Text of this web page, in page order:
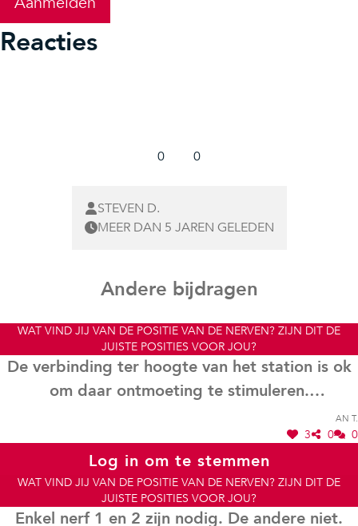
Reacties
0 0
STEVEN D.
MEER DAN 5 JAREN GELEDEN
Andere bijdragen
WAT VIND JIJ VAN DE POSITIE VAN DE NERVEN? ZIJN DIT DE
JUISTE POSITIES VOOR JOU?
De verbinding ter hoogte van het station is ok
om daar ontmoeting te stimuleren.
Verschillende bewoners uit regio Distelhoek en
Merksemse Tuinen zijn geen vragende partij
voor de bijkomende nerven die op een later
tijdstip voorzien worden. De rust in de wijk is
een erg belangrijk punt hiervoor.
An T.
3 0 0
Log in om te stemmen
WAT VIND JIJ VAN DE POSITIE VAN DE NERVEN? ZIJN DIT DE
JUISTE POSITIES VOOR JOU?
Enkel nerf 1 en 2 zijn nodig. De andere niet.